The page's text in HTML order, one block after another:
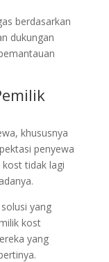
berdasarkan
dukungan
khususnya
penyewa
tidak lagi
yang
kost
yang